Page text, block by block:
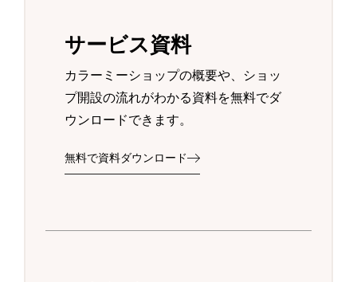
サービス資料
カラーミーショップの概要や、ショッ
プ開設の流れがわかる資料を無料でダ
ウンロードできます。
無料で資料ダウンロード